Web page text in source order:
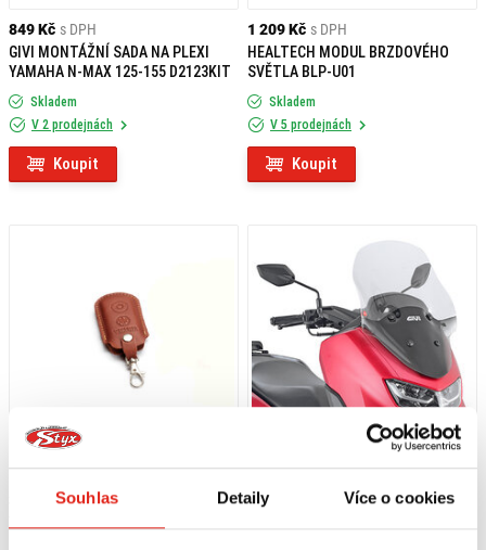
Souhlas Detaily Více o cookies
849 Kč s DPH
GIVI MONTÁŽNÍ SADA NA PLEXI
YAMAHA N-MAX 125-155 D2123KIT
Skladem
V 2 prodejnách
Koupit
1 209 Kč s DPH
HEALTECH MODUL BRZDOVÉHO
SVĚTLA BLP-U01
Skladem
V 5 prodejnách
Koupit
s DPH
1 209 Kč
s DPH